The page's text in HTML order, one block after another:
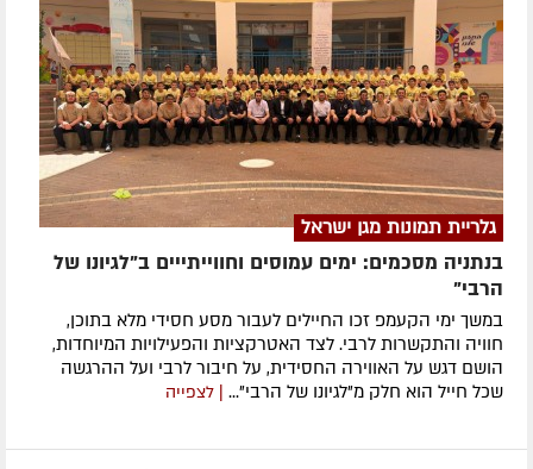
גלריית תמונות מגן ישראל
בנתניה מסכמים: ימים עמוסים וחווייתייים ב"לגיונו של
הרבי"
במשך ימי הקעמפ זכו החיילים לעבור מסע חסידי מלא בתוכן,
חוויה והתקשרות לרבי. לצד האטרקציות והפעילויות המיוחדות,
הושם דגש על האווירה החסידית, על חיבור לרבי ועל ההרגשה
שכל חייל הוא חלק מ"לגיונו של הרבי"... | לצפייה